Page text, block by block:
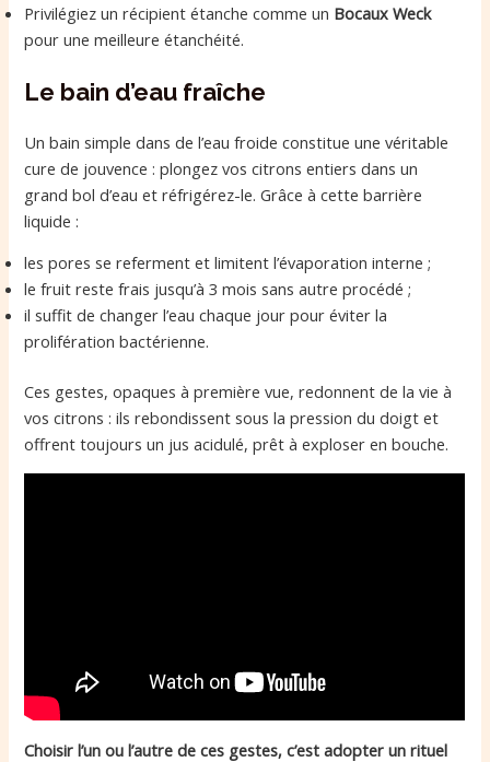
Privilégiez un récipient étanche comme un Bocaux Weck
pour une meilleure étanchéité.
Le bain d’eau fraîche
Un bain simple dans de l’eau froide constitue une véritable
cure de jouvence : plongez vos citrons entiers dans un
grand bol d’eau et réfrigérez-le. Grâce à cette barrière
liquide :
les pores se referment et limitent l’évaporation interne ;
le fruit reste frais jusqu’à 3 mois sans autre procédé ;
il suffit de changer l’eau chaque jour pour éviter la
prolifération bactérienne.
Ces gestes, opaques à première vue, redonnent de la vie à
vos citrons : ils rebondissent sous la pression du doigt et
offrent toujours un jus acidulé, prêt à exploser en bouche.
Choisir l’un ou l’autre de ces gestes, c’est adopter un rituel